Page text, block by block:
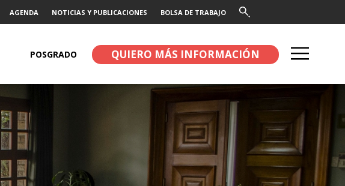
AGENDA NOTICIAS Y PUBLICACIONES BOLSA DE TRABAJO
POSGRADO QUIERO MÁS INFORMACIÓN